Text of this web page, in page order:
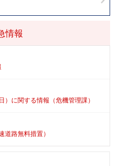
情報
）に関する情報（危機管理課）
道路無料措置）